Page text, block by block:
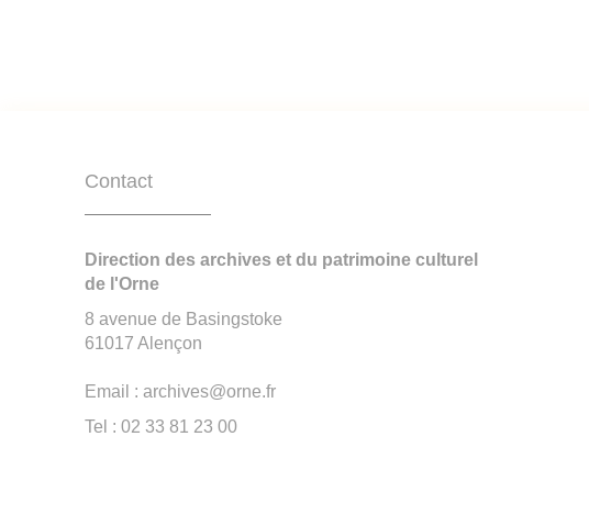
Contact
Direction des archives et du patrimoine culturel
de l'Orne
8 avenue de Basingstoke
61017 Alençon
Email : archives@orne.fr
Tel : 02 33 81 23 00